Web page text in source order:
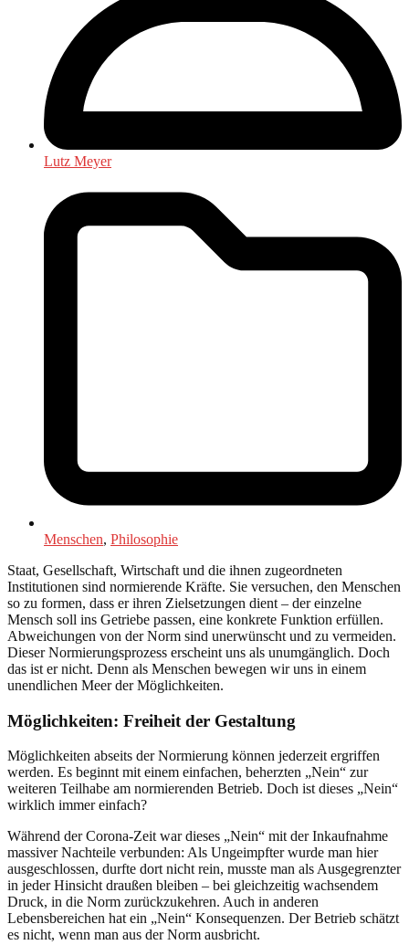
Lutz Meyer
Menschen, Philosophie
Staat, Gesellschaft, Wirtschaft und die ihnen zugeordneten
Institutionen sind normierende Kräfte. Sie versuchen, den Menschen
so zu formen, dass er ihren Zielsetzungen dient – der einzelne
Mensch soll ins Getriebe passen, eine konkrete Funktion erfüllen.
Abweichungen von der Norm sind unerwünscht und zu vermeiden.
Dieser Normierungsprozess erscheint uns als unumgänglich. Doch
das ist er nicht. Denn als Menschen bewegen wir uns in einem
unendlichen Meer der Möglichkeiten.
Möglichkeiten: Freiheit der Gestaltung
Möglichkeiten abseits der Normierung können jederzeit ergriffen
werden. Es beginnt mit einem einfachen, beherzten „Nein“ zur
weiteren Teilhabe am normierenden Betrieb. Doch ist dieses „Nein“
wirklich immer einfach?
Während der Corona-Zeit war dieses „Nein“ mit der Inkaufnahme
massiver Nachteile verbunden: Als Ungeimpfter wurde man hier
ausgeschlossen, durfte dort nicht rein, musste man als Ausgegrenzter
in jeder Hinsicht draußen bleiben – bei gleichzeitig wachsendem
Druck, in die Norm zurückzukehren. Auch in anderen
Lebensbereichen hat ein „Nein“ Konsequenzen. Der Betrieb schätzt
es nicht, wenn man aus der Norm ausbricht.